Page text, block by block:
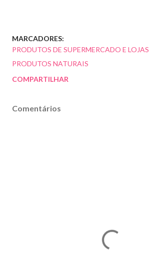
MARCADORES:
PRODUTOS DE SUPERMERCADO E
PRODUTOS NATURAIS
COMPARTILHAR
Comentários